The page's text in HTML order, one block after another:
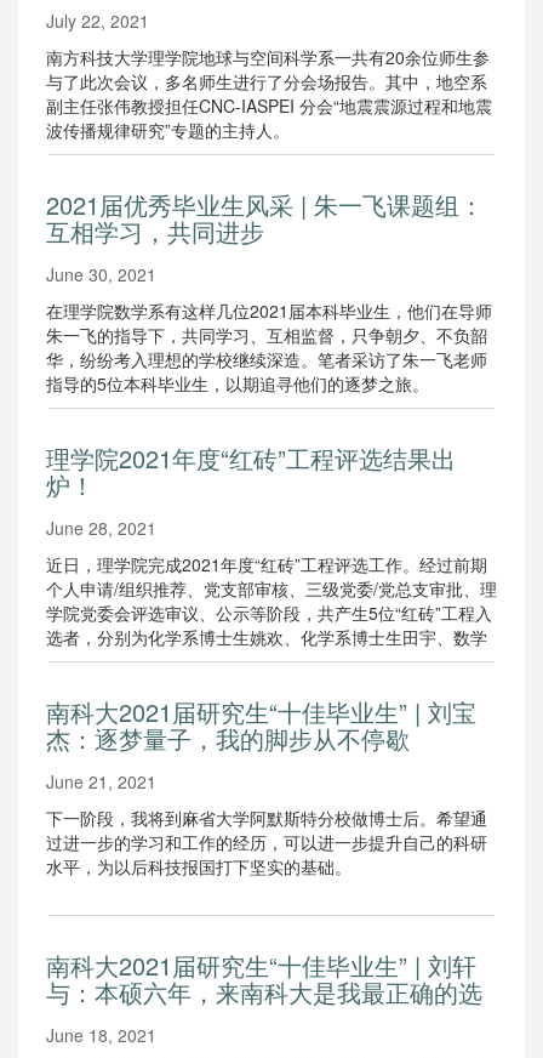
July 22, 2021
南方科技大学理学院地球与空间科学系一共有20余位师生参
与了此次会议，多名师生进行了分会场报告。其中，地空系
副主任张伟教授担任CNC-IASPEI 分会“地震震源过程和地震
波传播规律研究”专题的主持人。
2021届优秀毕业生风采 | 朱一飞课题组：
互相学习，共同进步
June 30, 2021
在理学院数学系有这样几位2021届本科毕业生，他们在导师
朱一飞的指导下，共同学习、互相监督，只争朝夕、不负韶
华，纷纷考入理想的学校继续深造。笔者采访了朱一飞老师
指导的5位本科毕业生，以期追寻他们的逐梦之旅。
理学院2021年度“红砖”工程评选结果出
炉！
June 28, 2021
近日，理学院完成2021年度“红砖”工程评选工作。经过前期
个人申请/组织推荐、党支部审核、三级党委/党总支审批、理
学院党委会评选审议、公示等阶段，共产生5位“红砖”工程入
选者，分别为化学系博士生姚欢、化学系博士生田宇、数学
系博士生李佳南、物理系博士生王刚、地球与空间科学系博
南科大2021届研究生“十佳毕业生” | 刘宝
杰：逐梦量子，我的脚步从不停歇
June 21, 2021
下一阶段，我将到麻省大学阿默斯特分校做博士后。希望通
过进一步的学习和工作的经历，可以进一步提升自己的科研
水平，为以后科技报国打下坚实的基础。
南科大2021届研究生“十佳毕业生” | 刘轩
与：本硕六年，来南科大是我最正确的选
June 18, 2021